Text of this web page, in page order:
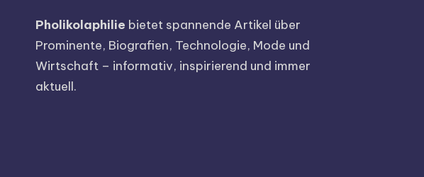
Pholikolaphilie bietet spannende Artikel über
Prominente, Biografien, Technologie, Mode und
Wirtschaft – informativ, inspirierend und immer
aktuell.